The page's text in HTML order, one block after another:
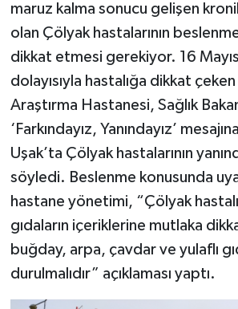
maruz kalma sonucu gelişen
olan Çölyak hastalarının
dikkat etmesi gerekiyor. 16
dolayısıyla hastalığa dikkat
Araştırma Hastanesi, Sağlık
‘Farkındayız, Yanındayız’
Uşak’ta Çölyak hastalarının
söyledi. Beslenme konusunda
hastane yönetimi, “Çölyak
gıdaların içeriklerine mutlaka
buğday, arpa, çavdar ve yulaflı
durulmalıdır” açıklaması yaptı.